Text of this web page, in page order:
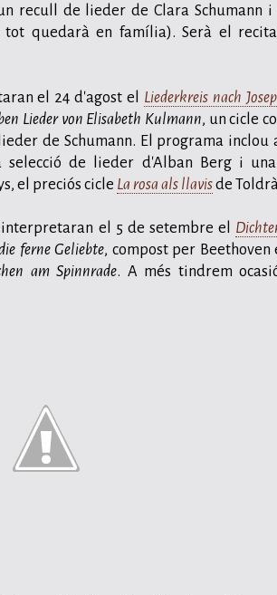
recull de lieder de Clara Schumann i
tot quedarà en família). Serà el
el 24 d'agost el Liederkreis nach
Lieder von Elisabeth Kulmann, un cicle
de Schumann. El programa inclou
selecció de lieder d'Alban Berg i
el preciós cicle La rosa als llavisde
el 5 de setembre el
ferne Geliebte, compost per Beethoven
am Spinnrade. A més tindrem